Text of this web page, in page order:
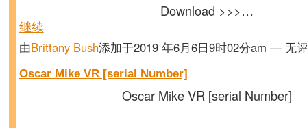
Download >>>…
继续
由Brittany Bush添加于2019 年6月6日9时02分am — 无
Oscar Mike VR [serial Number]
Oscar Mike VR [serial Number]